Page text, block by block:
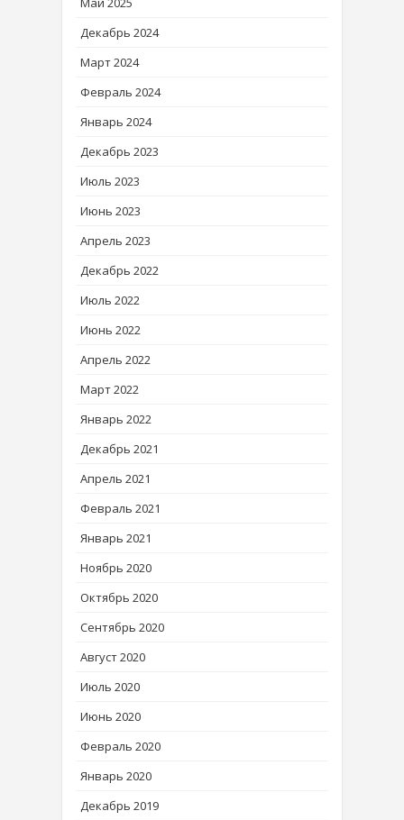
Декабрь 2024
Март 2024
Февраль 2024
Январь 2024
Декабрь 2023
Июль 2023
Июнь 2023
Апрель 2023
Декабрь 2022
Июль 2022
Июнь 2022
Апрель 2022
Март 2022
Январь 2022
Декабрь 2021
Апрель 2021
Февраль 2021
Январь 2021
Ноябрь 2020
Октябрь 2020
Сентябрь 2020
Август 2020
Июль 2020
Июнь 2020
Февраль 2020
Январь 2020
Декабрь 2019